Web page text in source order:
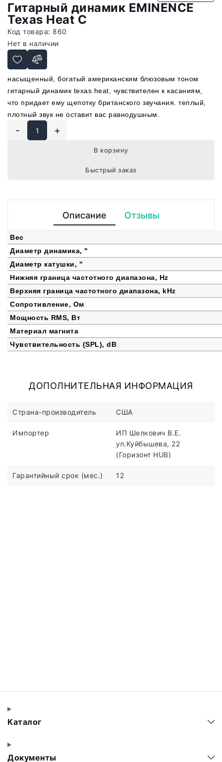
Гитарный динамик EMINENCE
Texas Heat C
Код товара: 860
Нет в наличии
насыщенный, богатый американским блюзовым тоном
гитарный динамик texas heat, чувствителен к касаниям,
что придает ему щепотку британского звучания. теплый,
плотный звук не оставит вас равнодушным.
- +
В корзину
Быстрый заказ
Описание Отзывы
Вес
Диаметр динамика, "
Диаметр катушки, "
Нижняя граница частотного диапазона, Hz
Верхняя граница частотного диапазона, kHz
Сопротивление, Ом
Мощность RMS, Вт
Материал магнита
Чувствительность (SPL), dB
ДОПОЛНИТЕЛЬНАЯ ИНФОРМАЦИЯ
Страна-производитель США
Импортер
ИП Шелкович В.Е.
ул.Куйбышева, 22
(Горизонт HUB)
Гарантийный срок (мес.) 12
Каталог
Документы